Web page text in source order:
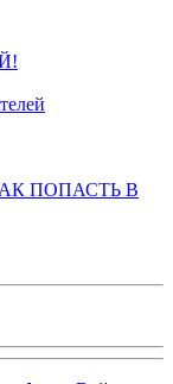
КАК ПОПАСТЬ В